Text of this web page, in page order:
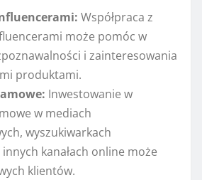
Współpraca z
może pomóc w
i zainteresowania
produktami.
Inwestowanie w
w mediach
wyszukiwarkach
kanałach online może
klientów.